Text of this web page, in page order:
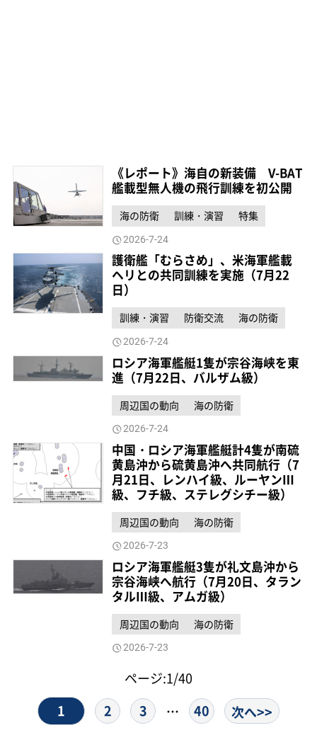
《レポート》海自の新装備 V-BAT
艦載型無人機の飛行訓練を初公開
海の防衛 訓練・演習 特集
2026-7-24
護衛艦「むらさめ」、米海軍艦載
ヘリとの共同訓練を実施（7月22
日）
訓練・演習 防衛交流 海の防衛
2026-7-24
ロシア海軍艦艇1隻が宗谷海峡を東
進（7月22日、バルザム級）
周辺国の動向 海の防衛
2026-7-24
中国・ロシア海軍艦艇計4隻が南硫
黄島沖から硫黄島沖へ共同航行（7
月21日、レンハイ級、ルーヤンⅢ
級、フチ級、ステレグシチー級）
周辺国の動向 海の防衛
2026-7-23
ロシア海軍艦艇3隻が礼文島沖から
宗谷海峡へ航行（7月20日、タラン
タルⅢ級、アムガ級）
周辺国の動向 海の防衛
2026-7-23
ページ:1/40
1
2 3 … 40 次へ>>